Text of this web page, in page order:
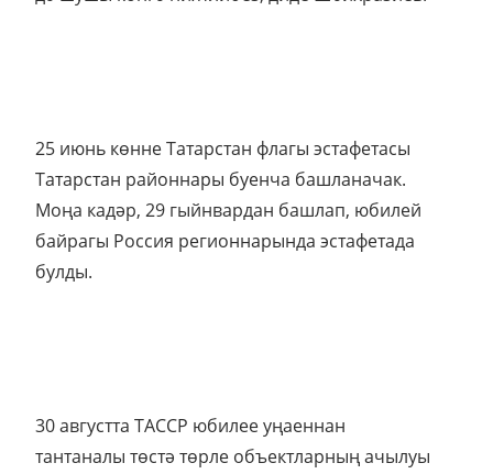
25 июнь көнне Татарстан флагы эстафетасы
Татарстан районнары буенча башланачак.
Моңа кадәр, 29 гыйнвардан башлап, юбилей
байрагы Россия регионнарында эстафетада
булды.
30 августта ТАССР юбилее уңаеннан
тантаналы төстә төрле объектларның ачылуы